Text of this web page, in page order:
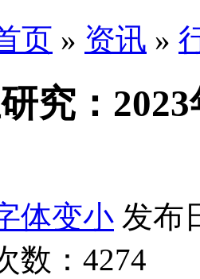
页 » 资讯 »
究：
体变小 发布
数： 4274